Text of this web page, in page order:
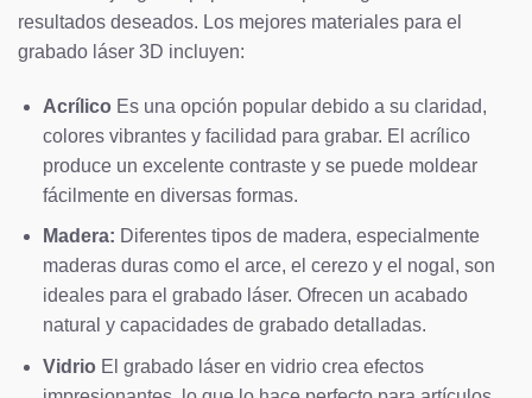
resultados deseados. Los mejores materiales para el
grabado láser 3D incluyen:
Acrílico Es una opción popular debido a su claridad,
colores vibrantes y facilidad para grabar. El acrílico
produce un excelente contraste y se puede moldear
fácilmente en diversas formas.
Madera: Diferentes tipos de madera, especialmente
maderas duras como el arce, el cerezo y el nogal, son
ideales para el grabado láser. Ofrecen un acabado
natural y capacidades de grabado detalladas.
Vidrio El grabado láser en vidrio crea efectos